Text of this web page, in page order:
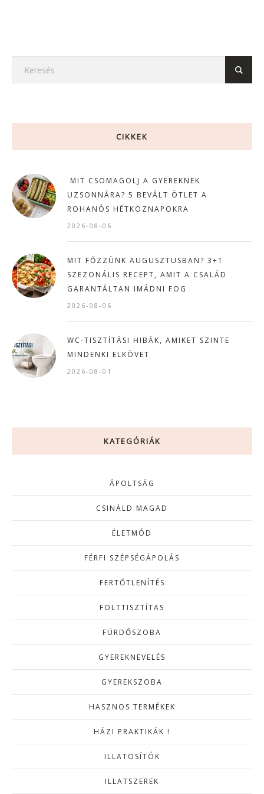
CIKKEK
MIT CSOMAGOLJ A GYEREKNEK
UZSONNÁRA? 5 BEVÁLT ÖTLET A
ROHANÓS HÉTKÖZNAPOKRA
2026-08-06
MIT FŐZZÜNK AUGUSZTUSBAN? 3+1
SZEZONÁLIS RECEPT, AMIT A CSALÁD
GARANTÁLTAN IMÁDNI FOG
2026-08-06
WC-TISZTÍTÁSI HIBÁK, AMIKET SZINTE
MINDENKI ELKÖVET
2026-08-01
KATEGÓRIÁK
ÁPOLTSÁG
CSINÁLD MAGAD
ÉLETMÓD
FÉRFI SZÉPSÉGÁPOLÁS
FERTŐTLENÍTÉS
FOLTTISZTÍTAS
FÜRDŐSZOBA
GYEREKNEVELÉS
GYEREKSZOBA
HASZNOS TERMÉKEK
HÁZI PRAKTIKÁK !
ILLATOSÍTÓK
ILLATSZEREK